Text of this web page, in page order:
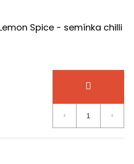
Spice - semínka chilli